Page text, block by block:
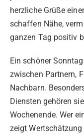
herzliche Grüße
schaffen Nähe,
ganzen Tag positiv
Ein schöner
zwischen Partnern,
Nachbarn.
Diensten gehören
Wochenende. Wer
zeigt